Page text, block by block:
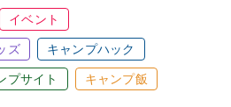
イベント
ズ キャンプハック
プサイト キャンプ飯